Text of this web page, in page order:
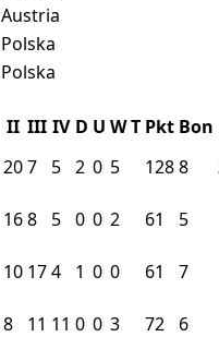
Austria
Polska
Polska
II III IV D U WT Pkt Bon
207 5 2 0 5 1288
168 5 0 0 2 61 5
10 174 1 0 0 61 7
8 11 11 0 0 3 72 6